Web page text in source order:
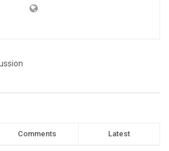
Comments Latest